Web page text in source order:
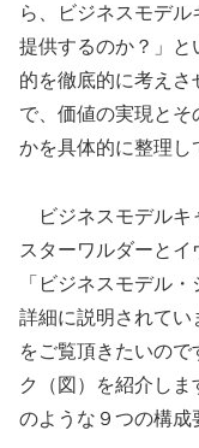
ら、ビジネスモデ
提供するのか？」と
的を徹底的に考えさ
で、価値の実現と
かを具体的に整理し
ビジネスモデルキ
スターワルダーと
「ビジネスモデル
詳細に説明されてい
をご覧頂きたいの
ク（図）を紹介し
のような９つの構成